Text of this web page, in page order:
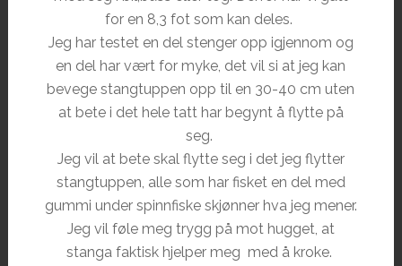
for en 8,3 fot som kan deles.
Jeg har testet en del stenger opp igjennom og
en del har vært for myke, det vil si at jeg kan
bevege stangtuppen opp til en 30-40 cm uten
at bete i det hele tatt har begynt å flytte på
seg.
Jeg vil at bete skal flytte seg i det jeg flytter
stangtuppen, alle som har fisket en del med
gummi under spinnfiske skjønner hva jeg mener.
Jeg vil føle meg trygg på mot hugget, at
stanga faktisk hjelper meg med å kroke.